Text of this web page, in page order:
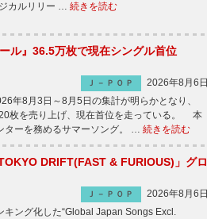
カルリリー … 続きを読む
ル』36.5万枚で現在シングル首位
Ｊ－ＰＯＰ
2026年8月6日
年8月3日～8月5日の集計が明らかとなり、
枚を売り上げ、現在首位を走っている。 本
ターを務めるサマーソング。 … 続きを読む
DRIFT(FAST & FURIOUS)」グロ
Ｊ－ＰＯＰ
2026年8月6日
ング化した“Global Japan Songs Excl.